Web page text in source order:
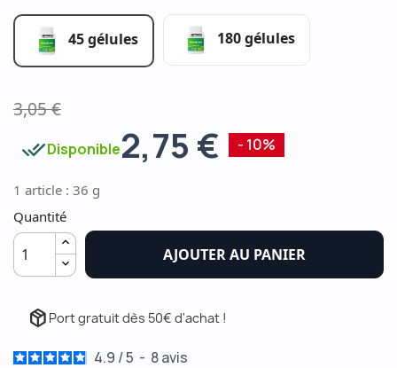
45 gélules 180 gélules
3,05 €
done_allDisponible2,75 € - 10%
1 article : 36 g
Quantité
AJOUTER AU PANIER
package_2 Port gratuit dès 50€ d'achat !
4.9 /5 - 8avis